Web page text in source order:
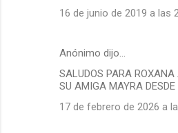
16 de junio de 2019 a las
Anónimo dijo…
SALUDOS PARA ROXANA
SU AMIGA MAYRA DESDE
17 de febrero de 2026 a